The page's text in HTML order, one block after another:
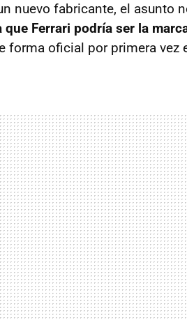
nuevo fabricante, el asunto
Ferrari podría ser la
forma oficial por primera vez